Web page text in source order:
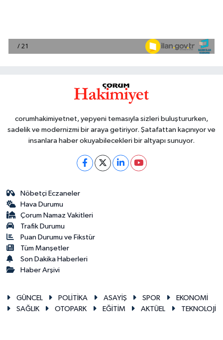
corumhakimiyetnet, yepyeni temasıyla sizleri buluştururken,
sadelik ve modernizmi bir araya getiriyor. Şatafattan kaçınıyor ve
insanlara haber okuyabilecekleri bir altyapı sunuyor.
Nöbetçi Eczaneler
Hava Durumu
Çorum Namaz Vakitleri
Trafik Durumu
Puan Durumu ve Fikstür
Tüm Manşetler
Son Dakika Haberleri
Haber Arşivi
GÜNCEL POLİTİKA ASAYİŞ SPOR
EKONOMİ
SAĞLIK
OTOPARK EĞİTİM AKTÜEL TEKNOLOJİ